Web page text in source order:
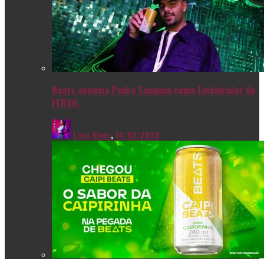
Beats anuncia Pedro Sampaio como Embaixador do
FERVO.
Livia Alves,14/02/2023